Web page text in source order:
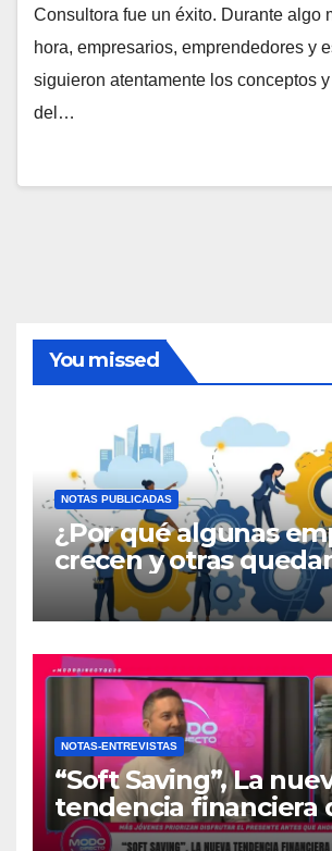
Consultora fue un éxito. Durante algo
hora, empresarios, emprendedores y
siguieron atentamente los conceptos
del…
You missed
NOTAS PUBLICADAS
¿Por qué algunas
crecen y otras
atrapadas en el día a
NOTAS-ENTREVISTAS
“Soft Saving”, La
tendencia financiera
generación Z